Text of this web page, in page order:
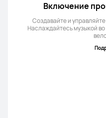
Включение
Создавайте и
Наслаждайтесь музыкой